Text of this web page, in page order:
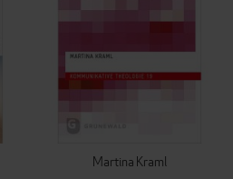
Martina Kraml